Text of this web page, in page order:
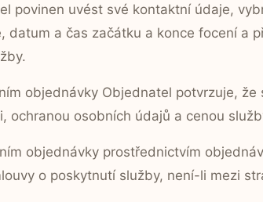
povinen uvést své kontaktní údaje,
datum a čas začátku a konce focení a
objednávky Objednatel potvrzuje, že
ochranou osobních údajů a cenou
objednávky prostřednictvím
o poskytnutí služby, není-li mezi